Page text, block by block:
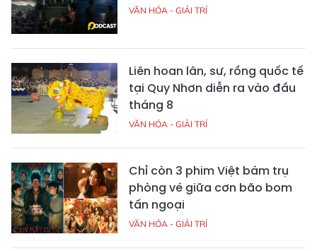
VĂN HÓA - GIẢI TRÍ
Liên hoan lân, sư, rồng quốc tế
tại Quy Nhơn diễn ra vào đầu
tháng 8
VĂN HÓA - GIẢI TRÍ
Chỉ còn 3 phim Việt bám trụ
phòng vé giữa cơn bão bom
tấn ngoại
VĂN HÓA - GIẢI TRÍ